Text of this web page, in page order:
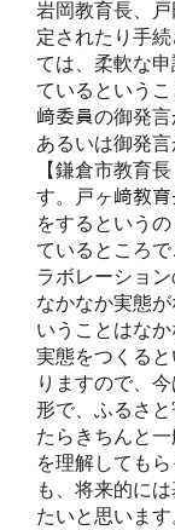
岩岡教育長、
定されたり手
ては、柔軟な
ているという
﨑委員の御発
あるいは御発
【鎌倉市教育
す。戸ヶ﨑教
をするという
ているところ
ラボレーショ
なかなか実態
いうことはな
実態をつくる
りますので、
形で、ふるさ
たらきちんと
を理解しても
も、将来的に
たいと思います